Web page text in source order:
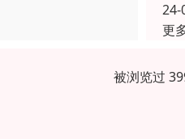
24-
更
被浏览过